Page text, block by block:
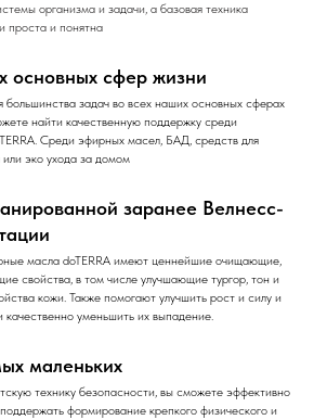
организма и задачи, а базовая техника
проста и понятна
основных сфер жизни
большинства задач во всех наших основных сферах
найти качественную поддержку среди
Среди эфирных масел, БАД, средств для
или эко ухода за домом
заранее Велнесс-
масла doTERRA имеют ценнейшие очищающие,
свойства, в том числе улучшающие тургор, тон и
кожи. Также помогают улучшить рост и силу и
качественно уменьшить их выпадение.
маленьких
технику безопасности, вы сможете эффективно
формирование крепкого физического и